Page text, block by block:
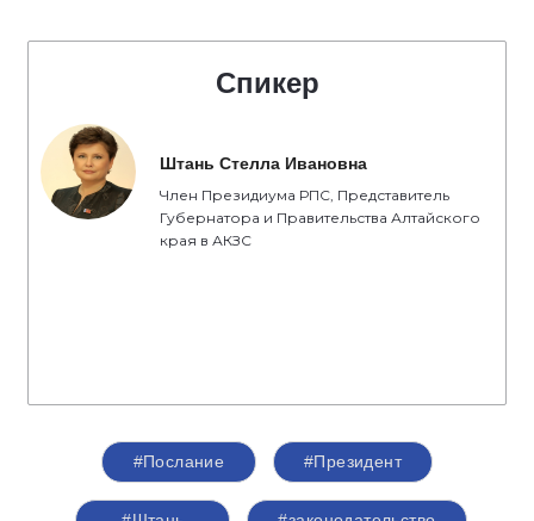
Спикер
Штань Стелла Ивановна
Член Президиума РПС, Представитель
Губернатора и Правительства Алтайского
края в АКЗС
#Послание #Президент